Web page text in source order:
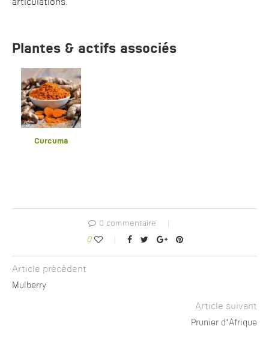
articulations.
Plantes & actifs associés
Curcuma
0 commentaire
0
Article précédent
Mulberry
Article suivant
Prunier d’Afrique